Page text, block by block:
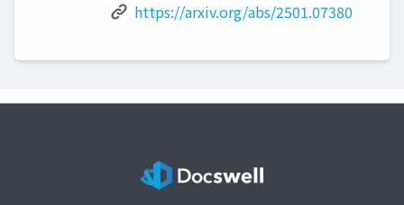
https://arxiv.org/abs/2501.07380